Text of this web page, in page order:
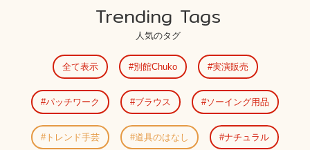
Trending Tags
人気のタグ
全て表示 別館Chuko 実演販売
パッチワーク ブラウス ソーイング用品
トレンド手芸 道具のはなし ナチュラル